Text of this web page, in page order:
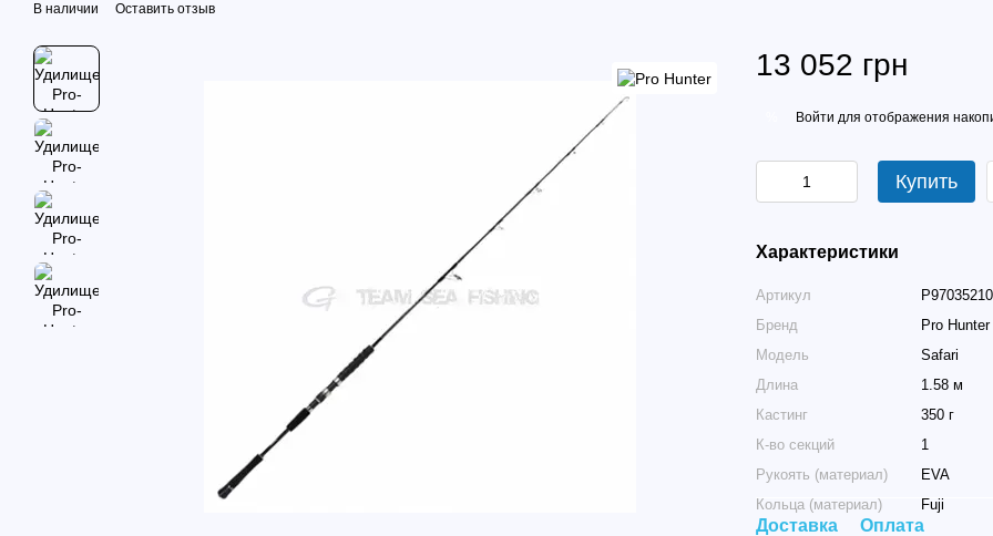
В наличии Оставить отзыв
13 052 грн
Войти для отображения
Купить
Характеристики
Артикул
Бренд
Pro Hunter
Модель
Safari
Длина
1.58 м
Кастинг
350 г
К-во секций
1
Рукоять (материал)
EVA
Кольца (материал)
Fuji
Доставка
Оплата